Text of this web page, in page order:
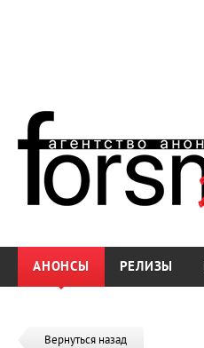
АНОНСЫ РЕЛИЗЫ
Вернуться назад